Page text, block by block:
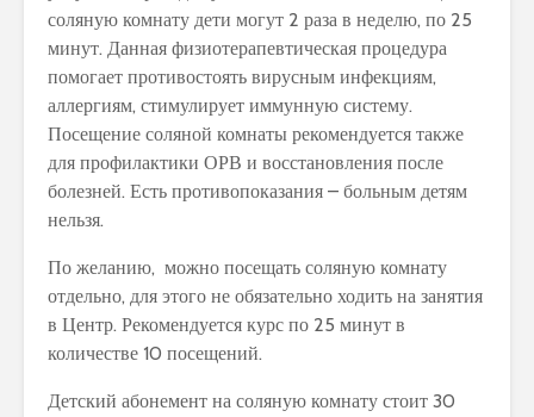
соляную комнату дети могут 2 раза в неделю, по 25
минут. Данная физиотерапевтическая процедура
помогает противостоять вирусным инфекциям,
аллергиям, стимулирует иммунную систему.
Посещение соляной комнаты рекомендуется также
для профилактики ОРВ и восстановления после
болезней. Есть противопоказания – больным детям
нельзя.
По желанию, можно посещать соляную комнату
отдельно, для этого не обязательно ходить на занятия
в Центр. Рекомендуется курс по 25 минут в
количестве 10 посещений.
Детский абонемент на соляную комнату стоит 30